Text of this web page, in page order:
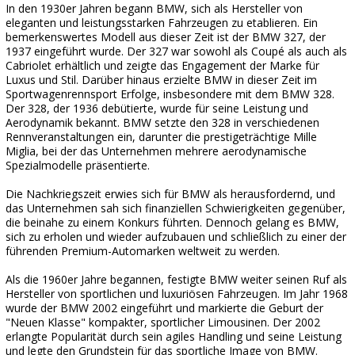
In den 1930er Jahren begann BMW, sich als Hersteller von
eleganten und leistungsstarken Fahrzeugen zu etablieren. Ein
bemerkenswertes Modell aus dieser Zeit ist der BMW 327, der
1937 eingeführt wurde. Der 327 war sowohl als Coupé als auch als
Cabriolet erhältlich und zeigte das Engagement der Marke für
Luxus und Stil. Darüber hinaus erzielte BMW in dieser Zeit im
Sportwagenrennsport Erfolge, insbesondere mit dem BMW 328.
Der 328, der 1936 debütierte, wurde für seine Leistung und
Aerodynamik bekannt. BMW setzte den 328 in verschiedenen
Rennveranstaltungen ein, darunter die prestigeträchtige Mille
Miglia, bei der das Unternehmen mehrere aerodynamische
Spezialmodelle präsentierte.
Die Nachkriegszeit erwies sich für BMW als herausfordernd, und
das Unternehmen sah sich finanziellen Schwierigkeiten gegenüber,
die beinahe zu einem Konkurs führten. Dennoch gelang es BMW,
sich zu erholen und wieder aufzubauen und schließlich zu einer der
führenden Premium-Automarken weltweit zu werden.
Als die 1960er Jahre begannen, festigte BMW weiter seinen Ruf als
Hersteller von sportlichen und luxuriösen Fahrzeugen. Im Jahr 1968
wurde der BMW 2002 eingeführt und markierte die Geburt der
"Neuen Klasse" kompakter, sportlicher Limousinen. Der 2002
erlangte Popularität durch sein agiles Handling und seine Leistung
und legte den Grundstein für das sportliche Image von BMW.